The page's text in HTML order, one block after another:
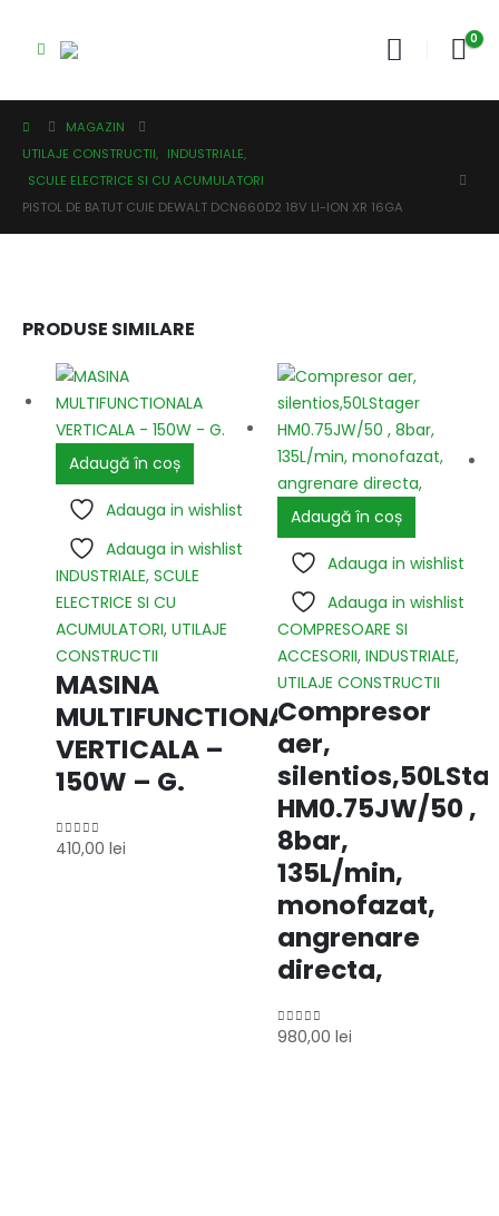
0
MAGAZIN
UTILAJE CONSTRUCTII, INDUSTRIALE,
SCULE ELECTRICE SI CU ACUMULATORI
PISTOL DE BATUT CUIE DEWALT DCN660D2 18V LI-ION XR 16GA
PRODUSE SIMILARE
Adaugă în coș
Adauga in wishlist
Adauga in wishlist
INDUSTRIALE, SCULE
ELECTRICE SI CU
ACUMULATORI, UTILAJE
CONSTRUCTII
MASINA
MULTIFUNCTIONALA
VERTICALA –
150W – G.
0out of 5
410,00 lei
Adaugă în coș
Adauga in wishlist
Adauga in wishlist
COMPRESOARE SI
ACCESORII, INDUSTRIALE,
UTILAJE CONSTRUCTII
Compresor
aer,
HM0.75JW/50 ,
8bar,
135L/min,
monofazat,
angrenare
directa,
0out of 5
980,00 lei